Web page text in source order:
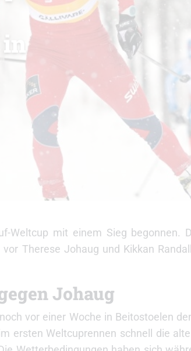
Weltcup mit einem Sieg begonnen.
Therese Johaug und Kikkan
Johaug
vor einer Woche in Beitostoelen
ersten Weltcuprennen schnell die